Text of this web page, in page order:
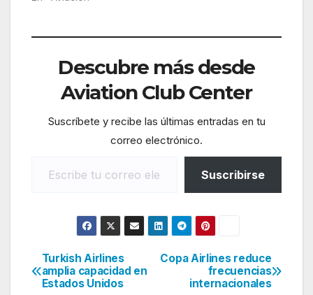
Descubre más desde
Aviation Club Center
Suscríbete y recibe las últimas entradas en tu
correo electrónico.
Suscribirse
Navegación
Copa Airlines reduce
frecuencias
internacionales
Turkish Airlines
amplia capacidad en
Estados Unidos